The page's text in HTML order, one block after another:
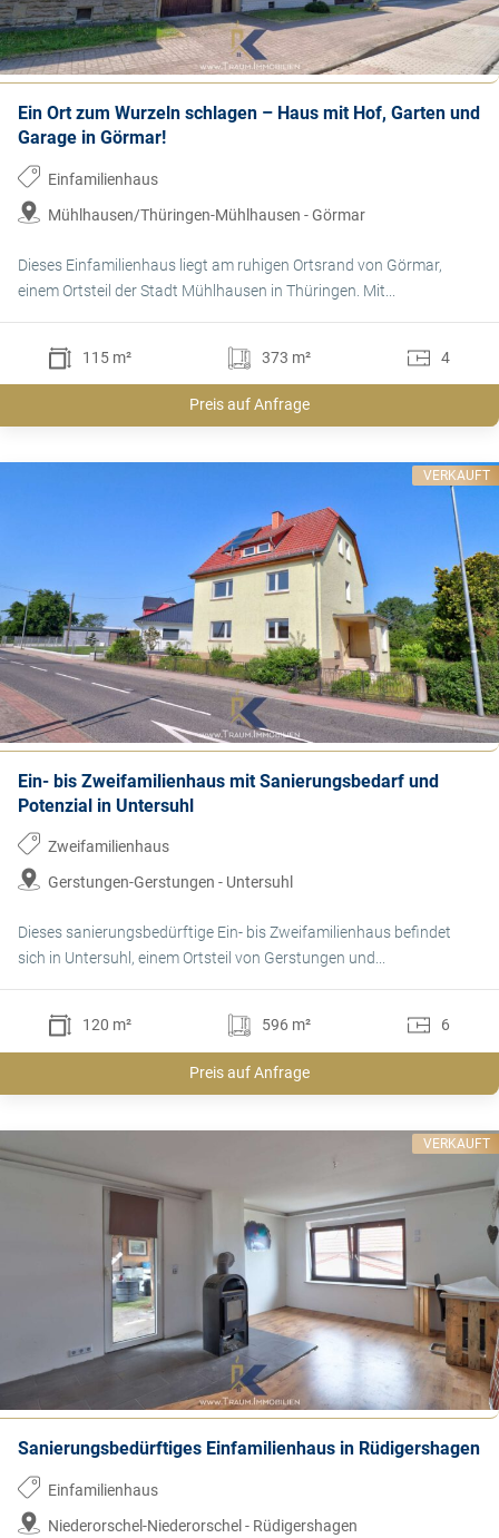
Ein Ort zum Wurzeln schlagen – Haus mit Hof, Garten und
Garage in Görmar!
Einfamilienhaus
Mühlhausen/Thüringen-Mühlhausen - Görmar
Dieses Einfamilienhaus liegt am ruhigen Ortsrand von Görmar,
einem Ortsteil der Stadt Mühlhausen in Thüringen. Mit...
115 m² 373 m² 4
Preis auf Anfrage
Ein- bis Zweifamilienhaus mit Sanierungsbedarf und
Potenzial in Untersuhl
Zweifamilienhaus
Gerstungen-Gerstungen - Untersuhl
Dieses sanierungsbedürftige Ein- bis Zweifamilienhaus befindet
sich in Untersuhl, einem Ortsteil von Gerstungen und...
120 m² 596 m² 6
Preis auf Anfrage
VERKAUFT
Sanierungsbedürftiges Einfamilienhaus in Rüdigershagen
Einfamilienhaus
Niederorschel-Niederorschel - Rüdigershagen
VERKAUFT